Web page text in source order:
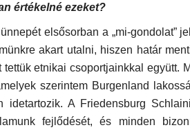
értékelné ezeket?
elsősorban a „mi-gondolat”
akart utalni, hiszen határ
etnikai csoportjainkkal együtt.
szerintem Burgenland
idetartozik. A Friedensburg
fejlődését, és minden